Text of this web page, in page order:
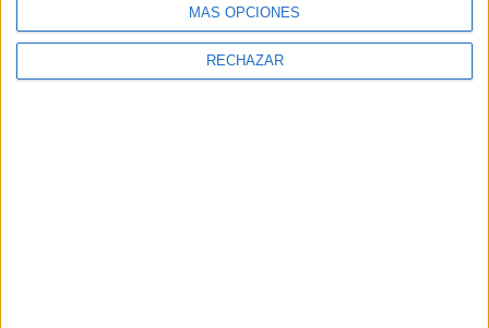
MÁS OPCIONES
RECHAZAR